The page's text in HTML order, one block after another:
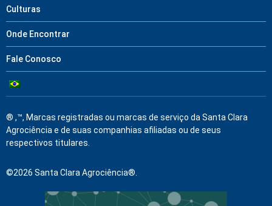
Culturas
Onde Encontrar
Fale Conosco
® ,™, Marcas registradas ou marcas de serviço da Santa Clara
Agrociência e de suas companhias afiliadas ou de seus
respectivos titulares.
©2026 Santa Clara Agrociência®.